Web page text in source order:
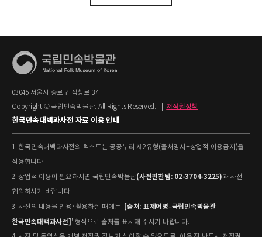
03045 서울시 종로구 삼청로 37
Copyright © 국립민속박물관. All Rights Reserved.
저작권정책
한국민속대백과사전 자료 이용 안내
1. 한국민속대백과사전의 텍스트는 공공누리 제2유형(출처명시+상업적 이용금지)을
적용합니다.
2. 상업적 이용이 필요하시면 국립민속박물관(사전편찬팀: 02-3704-3225)과 사전
협의하시기 바랍니다.
3. 사전의 내용을 인용·활용하실 때에는 ' [출처: 표제어명–국립민속박물관
한국민속대백과사전] ' 형식으로 출처를 표시해 주시기 바랍니다.